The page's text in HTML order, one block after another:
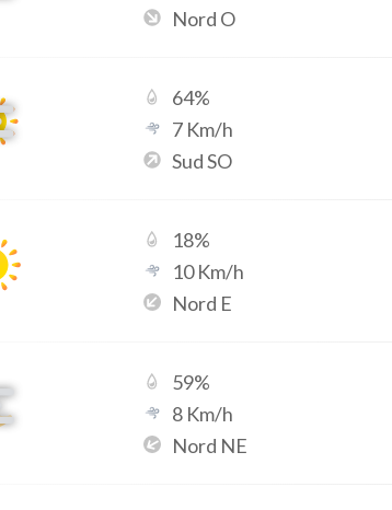
Nord O
64%
7 Km/h
Sud SO
18%
10Km/h
Nord E
59%
8 Km/h
Nord NE